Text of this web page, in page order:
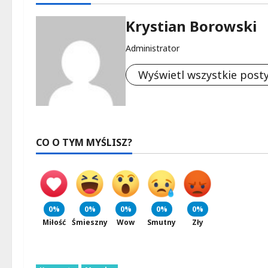
Krystian Borowski
Administrator
Wyświetl wszystkie
CO O TYM MYŚLISZ?
0%
Miłość
0%
Śmieszny
0%
Wow
0%
Smutny
0%
Zły